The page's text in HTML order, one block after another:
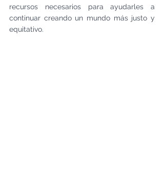
recursos necesarios para ayudarles a
continuar creando un mundo más justo y
equitativo.